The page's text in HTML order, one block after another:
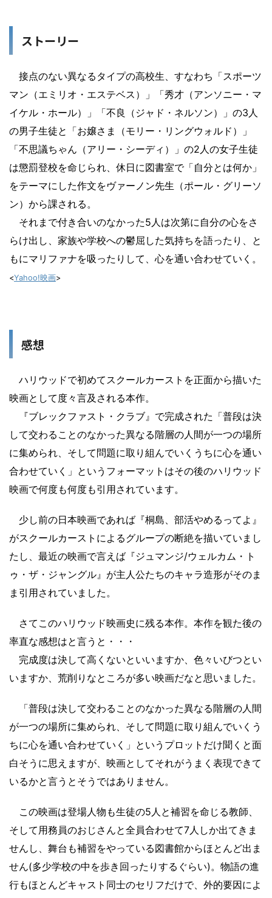
ストーリー
接点のない異なるタイプの高校生、すなわち「スポーツ
マン（エミリオ・エステベス）」「秀才（アンソニー・マ
イケル・ホール）」「不良（ジャド・ネルソン）」の3人
の男子生徒と「お嬢さま（モリー・リングウォルド）」
「不思議ちゃん（アリー・シーディ）」の2人の女子生徒
は懲罰登校を命じられ、休日に図書室で「自分とは何か」
をテーマにした作文をヴァーノン先生（ポール・グリーソ
ン）から課される。
それまで付き合いのなかった5人は次第に自分の心をさ
らけ出し、家族や学校への鬱屈した気持ちを語ったり、と
もにマリファナを吸ったりして、心を通い合わせていく。
<Yahoo!映画>
感想
ハリウッドで初めてスクールカーストを正面から描いた
映画として度々言及される本作。
『ブレックファスト・クラブ』で完成された「普段は決
して交わることのなかった異なる階層の人間が一つの場所
に集められ、そして問題に取り組んでいくうちに心を通い
合わせていく」というフォーマットはその後のハリウッド
映画で何度も何度も引用されています。
少し前の日本映画であれば『桐島、部活やめるってよ』
がスクールカーストによるグループの断絶を描いていまし
たし、最近の映画で言えば『ジュマンジ/ウェルカム・ト
ゥ・ザ・ジャングル』が主人公たちのキャラ造形がそのま
ま引用されていました。
さてこのハリウッド映画史に残る本作。本作を観た後の
率直な感想はと言うと・・・
完成度は決して高くないといいますか、色々いびつとい
いますか、荒削りなところが多い映画だなと思いました。
「普段は決して交わることのなかった異なる階層の人間
が一つの場所に集められ、そして問題に取り組んでいくう
ちに心を通い合わせていく」というプロットだけ聞くと面
白そうに思えますが、映画としてそれがうまく表現できて
いるかと言うとそうではありません。
この映画は登場人物も生徒の5人と補習を命じる教師、
そして用務員のおじさんと全員合わせて7人しか出てきま
せんし、舞台も補習をやっている図書館からほとんど出ま
せん(多少学校の中を歩き回ったりするぐらい)。物語の進
行もほとんどキャスト同士のセリフだけで、外的要因によ